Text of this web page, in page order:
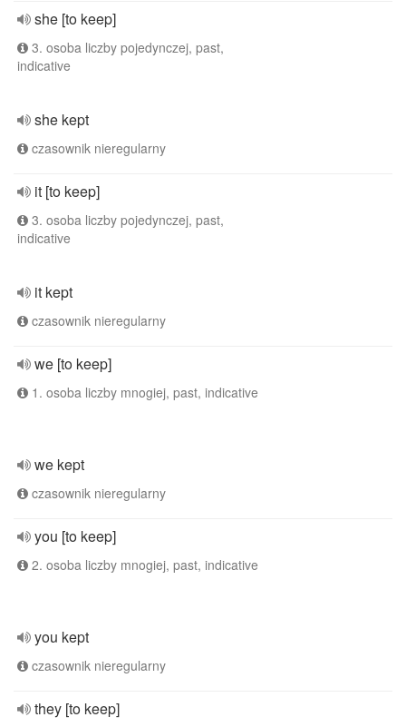
she [to keep]
3. osoba liczby pojedynczej, past,
indicative
she kept
czasownik nieregularny
it [to keep]
3. osoba liczby pojedynczej, past,
indicative
it kept
czasownik nieregularny
we [to keep]
1. osoba liczby mnogiej, past, indicative
we kept
czasownik nieregularny
you [to keep]
2. osoba liczby mnogiej, past, indicative
you kept
czasownik nieregularny
they [to keep]